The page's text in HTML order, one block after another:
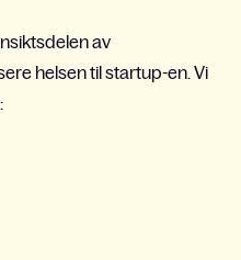
av
helsen til startup-en. Vi